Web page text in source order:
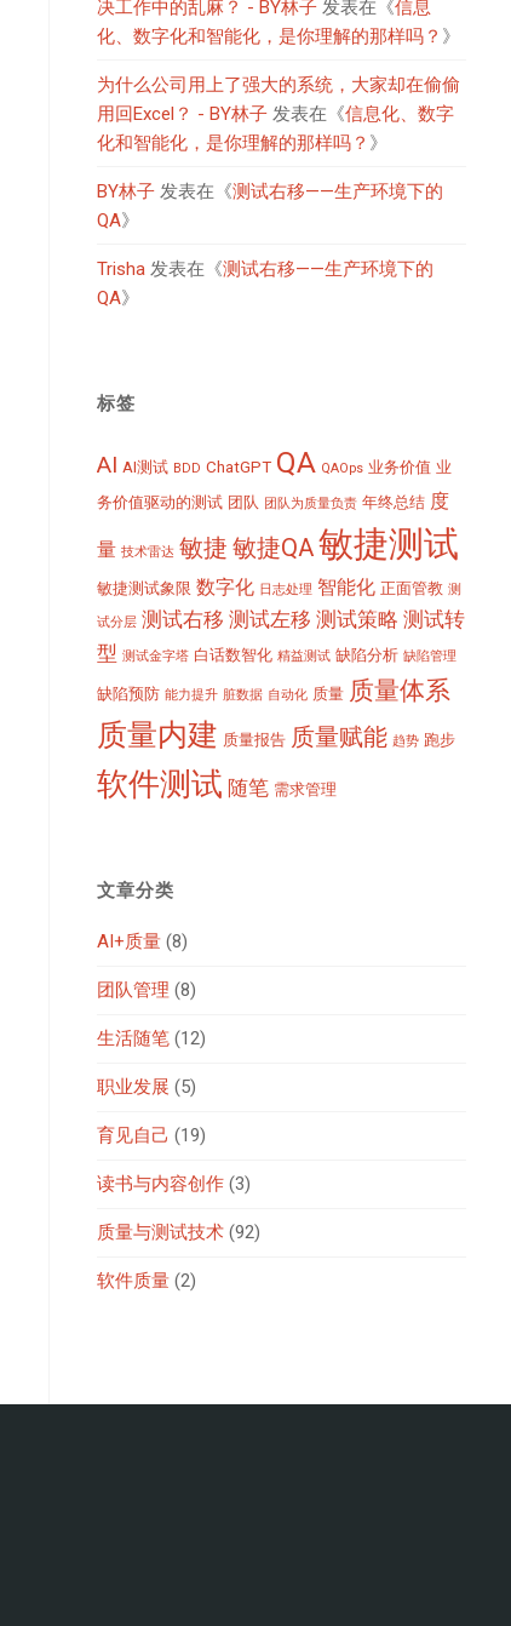
决工作中的乱麻？ - BY林子 发表在《信息
化、数字化和智能化，是你理解的那样吗？ 》
为什么公司用上了强大的系统，大家却在偷偷
用回Excel？ - BY林子 发表在《信息化、数字
化和智能化，是你理解的那样吗？ 》
BY林子 发表在《测试右移——生产环境下的
QA》
Trisha 发表在《测试右移——生产环境下的
QA》
标签
AI AI测试 BDD ChatGPT QA QAOps 业务价值 业
务价值驱动的测试 团队 团队为质量负责 年终总结 度
量 技术雷达 敏捷 敏捷QA敏捷测试
敏捷测试象限 数字化 日志处理 智能化 正面管教 测
试分层 测试右移 测试左移 测试策略 测试转
型 测试金字塔 白话数智化 精益测试 缺陷分析 缺陷管理
缺陷预防 能力提升 脏数据 自动化 质量 质量体系
质量内建 质量报告 质量赋能 趋势 跑步
软件测试 随笔 需求管理
文章分类
AI+质量 (8)
团队管理 (8)
生活随笔 (12)
职业发展 (5)
育见自己 (19)
读书与内容创作 (3)
质量与测试技术 (92)
软件质量 (2)